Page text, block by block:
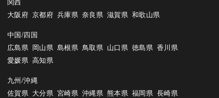
大阪府 京都府 兵庫県 奈良県 滋賀県 和歌山県
中国/四国
広島県 岡山県 島根県 鳥取県 山口県 徳島県 香川県
愛媛県 高知県
九州/沖縄
佐賀県 大分県 宮崎県 沖縄県 熊本県 福岡県 長崎県